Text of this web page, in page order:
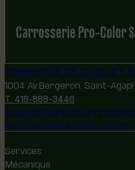
Carrosserie Pro-Color
COMMERCE DE GROS ET
1004 Av.Bergeron, Saint-
T. 418-888-3446
https://www.procolor.com/
Services:
Mécanique